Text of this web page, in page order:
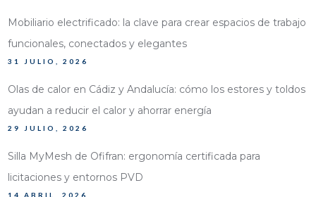
Mobiliario electrificado: la clave para crear espacios de trabajo
funcionales, conectados y elegantes
31 JULIO, 2026
Olas de calor en Cádiz y Andalucía: cómo los estores y toldos
ayudan a reducir el calor y ahorrar energía
29 JULIO, 2026
Silla MyMesh de Ofifran: ergonomía certificada para
licitaciones y entornos PVD
14 ABRIL, 2026